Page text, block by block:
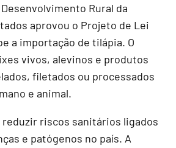
Rural da
aprovou o Projeto de Lei
a importação de tilápia. O
vivos, alevinos e produtos
filetados ou processados
e animal.
reduzir riscos sanitários ligados
e patógenos no país. A